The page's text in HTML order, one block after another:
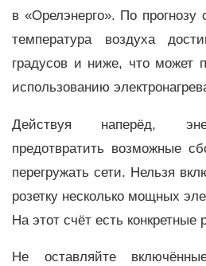
в «Орелэнерго». По прогнозу
температура воздуха
градусов и ниже, что может
использованию
Действуя наперёд,
предотвратить возможные
перегружать сети. Нельзя
розетку несколько мощных
На этот счёт есть конкретные
Не оставляйте